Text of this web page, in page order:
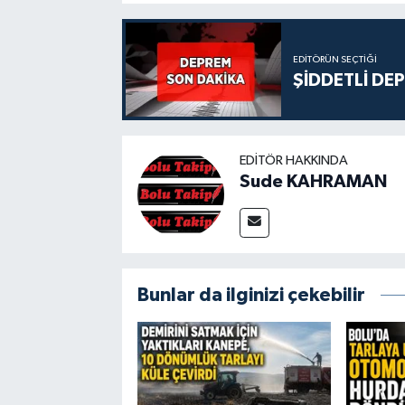
EDITÖRÜN SEÇTIĞI
ŞİDDETLİ
EDITÖR HAKKINDA
Sude KAHRAMAN
Bunlar da ilginizi çekebilir